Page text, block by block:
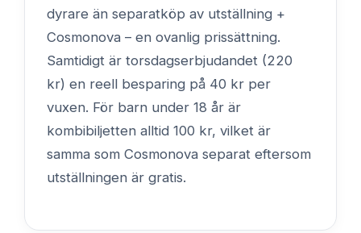
dyrare än separatköp av utställning +
Cosmonova – en ovanlig prissättning.
Samtidigt är torsdagserbjudandet (220
kr) en reell besparing på 40 kr per
vuxen. För barn under 18 år är
kombibiljetten alltid 100 kr, vilket är
samma som Cosmonova separat eftersom
utställningen är gratis.